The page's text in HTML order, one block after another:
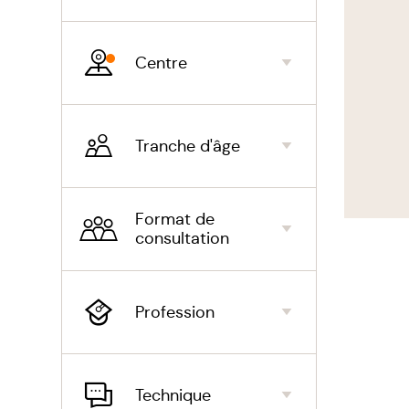
Dans
Centre
Tranche d'âge
Format de
consultation
Profession
Technique